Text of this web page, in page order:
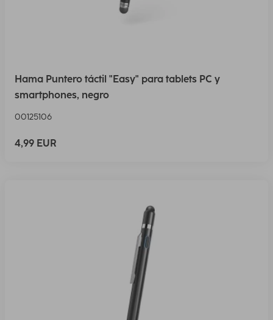
Hama Puntero táctil "Easy" para tablets PC y
smartphones, negro
00125106
4,99 EUR